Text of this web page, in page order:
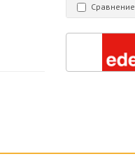
Сравнение